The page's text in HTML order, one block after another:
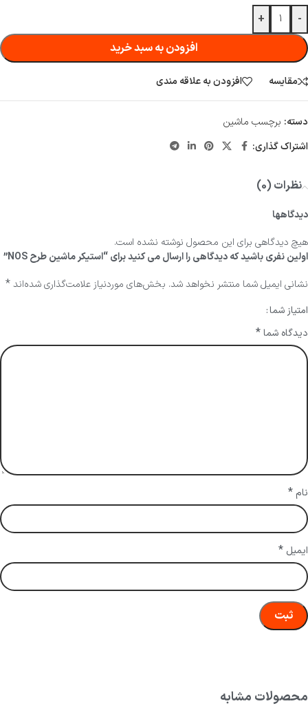
-
+
افزودن به سبد خرید
مقایسه افزودن به علاقه مندی
دسته: برچسب ماشین
اشتراک گذاری:
نظرات (0)
دیدگاهها
هیچ دیدگاهی برای این محصول نوشته نشده است.
اولین نفری باشید که دیدگاهی را ارسال می کنید برای “استیکر ماشین طرح NOS”
نشانی ایمیل شما منتشر نخواهد شد. بخش‌های موردنیاز علامت‌گذاری شده‌اند*
امتیاز شما
دیدگاه شما*
نام *
ایمیل *
محصولات مشابه